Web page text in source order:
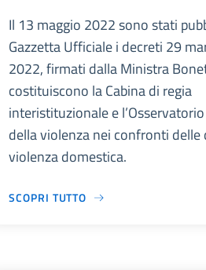
Il 13 maggio 2022 sono stati
Gazzetta Ufficiale i decreti 29
2022, firmati dalla Ministra
costituiscono la Cabina di regia
interistituzionale e
della violenza nei confronti delle
violenza domestica.
SCOPRI TUTTO